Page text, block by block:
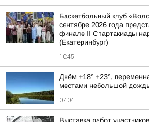
Баскетбольный клуб
сентябре 2026 года
финале II Спартакиады
(Екатеринбург)
10:45
Днём +18° +23°,
местами небольшой дождь
07:04
Выставка работ